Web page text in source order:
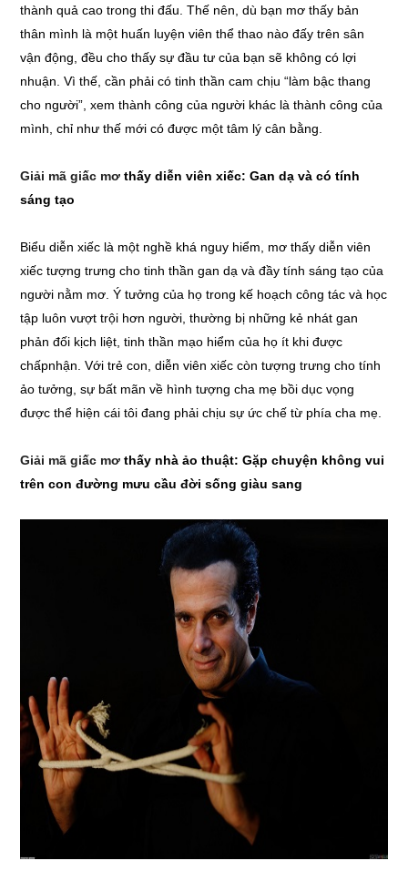
thành quả cao trong thi đấu. Thế nên, dù bạn mơ thấy bản
thân mình là một huấn luyện viên thể thao nào đấy trên sân
vận động, đều cho thấy sự đầu tư của bạn sẽ không có lợi
nhuận. Vì thế, cần phải có tinh thần cam chịu “làm bậc thang
cho người”, xem thành công của người khác là thành công của
mình, chỉ như thế mới có được một tâm lý cân bằng.
Giải mã giấc mơthấy diễn viên xiếc: Gan dạ và có tính
sáng tạo
Biểu diễn xiếc là một nghề khá nguy hiểm, mơ thấy diễn viên
xiếc tượng trưng cho tinh thần gan dạ và đầy tính sáng tạo của
người nằm mơ. Ý tưởng của họ trong kế hoạch công tác và học
tập luôn vượt trội hơn người, thường bị những kẻ nhát gan
phản đối kịch liệt, tinh thần mạo hiểm của họ ít khi được
chấpnhận. Với trẻ con, diễn viên xiếc còn tượng trưng cho tính
ảo tưởng, sự bất mãn về hình tượng cha mẹ bồi dục vọng
được thể hiện cái tôi đang phải chịu sự ức chế từ phía cha mẹ.
Giải mã giấc mơthấy nhà ảo thuật: Gặp chuyện không vui
trên con đường mưu cầu đời sống giàu sang